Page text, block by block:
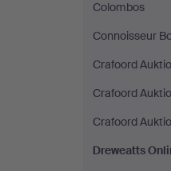
Colombos
Connoisseur
Crafoord
Crafoord
Crafoord
Dreweatts